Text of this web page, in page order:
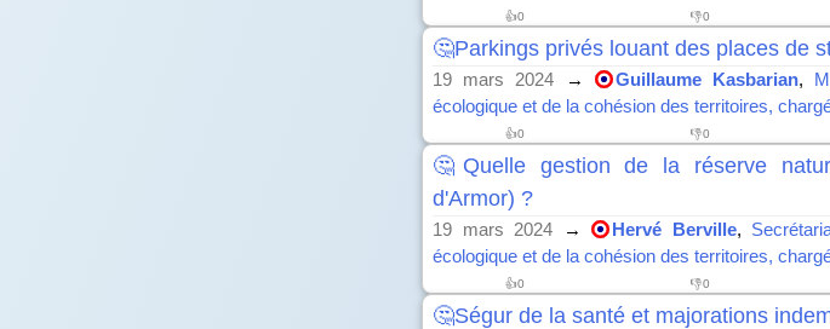
👍0 👎0
🤔Parkings privés louant des places de
19 mars 2024 → Guillaume Kasbarian,
écologique et de la cohésion des territoires,
👍0 👎0
🤔Quelle gestion de la réserve
d'Armor) ?
19 mars 2024 → Hervé Berville,
écologique et de la cohésion des territoires,
👍0 👎0
🤔Ségur de la santé et majorations